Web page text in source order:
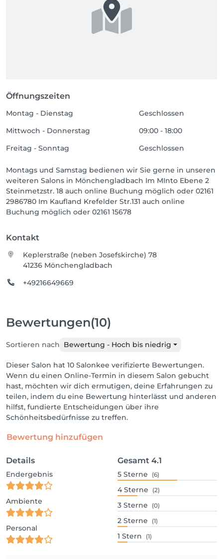
Öffnungszeiten
Montag - Dienstag
Geschlossen
Mittwoch - Donnerstag
09:00 - 18:00
Freitag - Sonntag
Geschlossen
Montags und Samstag bedienen wir Sie gerne in unseren
weiteren Salons in Mönchengladbach Im MInto Ebene 2
Steinmetzstr. 18 auch online Buchung möglich oder 02161
2986780 Im Kaufland Krefelder Str.131 auch online
Buchung möglich oder 02161 15678
Kontakt
Keplerstraße (neben Josefskirche) 78
41236 Mönchengladbach
+49216649669
Bewertungen(10)
Sortieren nach Bewertung - Hoch bis niedrig
Dieser Salon hat 10 Salonkee verifizierte Bewertungen.
Wenn du einen Online-Termin in diesem Salon gebucht
hast, möchten wir dich ermutigen, deine Erfahrungen zu
teilen, indem du eine Bewertung hinterlässt und anderen
hilfst, fundierte Entscheidungen über ihre
Schönheitsbedürfnisse zu treffen.
Bewertung hinzufügen
Details
Endergebnis
Ambiente
Personal
Gesamt 4.1
5 Sterne (6)
4 Sterne (2)
3 Sterne (0)
2 Sterne (1)
1 Stern (1)